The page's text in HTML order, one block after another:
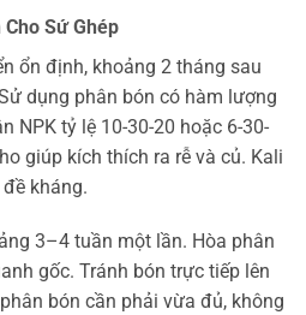
Sứ Ghép
ổn định, khoảng 2 tháng sau
dụng phân bón có hàm lượng
NPK tỷ lệ 10-30-20 hoặc 6-30-
giúp kích thích ra rễ và củ. Kali
kháng.
3–4 tuần một lần. Hòa phân
gốc. Tránh bón trực tiếp lên
bón cần phải vừa đủ, không